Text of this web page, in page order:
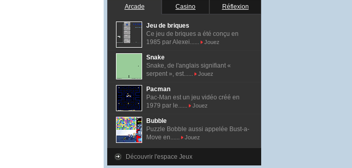
Arcade Casino Réflexion
Jeu de briques
Ce jeu de briques a été conçu en
1985 par Alexei......
Jouez
Snake
Snake, de l'anglais signifiant «
serpent », est......
Jouez
Pacman
Pac-Man est un jeu vidéo créé en
1979 par le......
Jouez
Bubble
Puzzle Bobble aussi appelée Bust-a-
Move en......
Jouez
Découvrir l'espace Jeux